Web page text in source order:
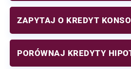
ZAPYTAJ O KREDYT
PORÓWNAJ KREDYTY